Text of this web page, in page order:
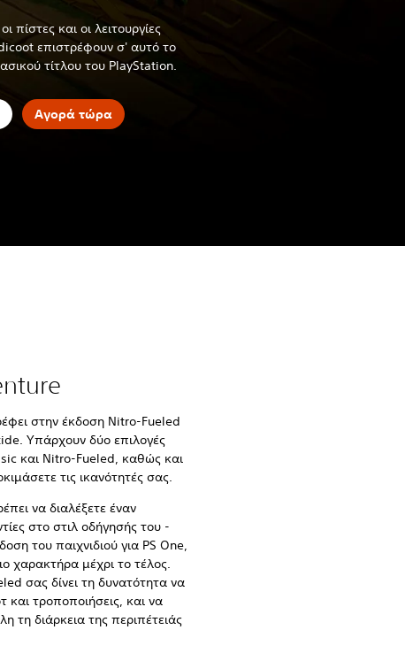
πίστες και οι λειτουργίες
επιστρέφουν σ' αυτό το
τίτλου του PlayStation.
Αγορά τώρα
στην έκδοση Nitro-Fueled
Υπάρχουν δύο επιλογές
και Nitro-Fueled, καθώς και
τις ικανότητές σας.
να διαλέξετε έναν
στο στιλ οδήγησής του -
του παιχνιδιού για PS One,
χαρακτήρα μέχρι το τέλος.
σας δίνει τη δυνατότητα να
και τροποποιήσεις, και να
τη διάρκεια της περιπέτειάς